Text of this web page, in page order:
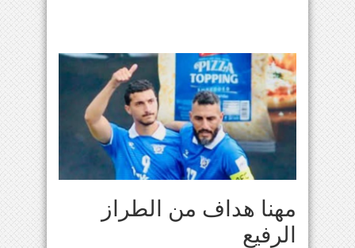
مهنا هداف من الطراز
الرفيع